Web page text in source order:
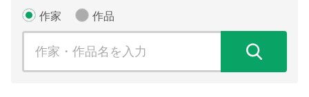
作家 作品